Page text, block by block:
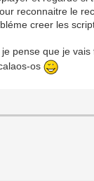
reconnaitre le
creer les
pense que je
os